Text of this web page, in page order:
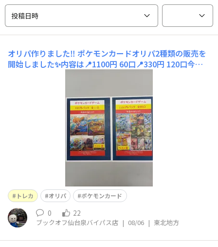
投稿日時
オリパ作りました‼️ ポケモンカードオリパ2種類の販売を
開始しました✨内容は📍1100円 60口📍330円 120口今回
トレカ オリパ ポケモンカード
0 22
ブックオフ仙台泉バイパス店 | 08/06 | 東北地方